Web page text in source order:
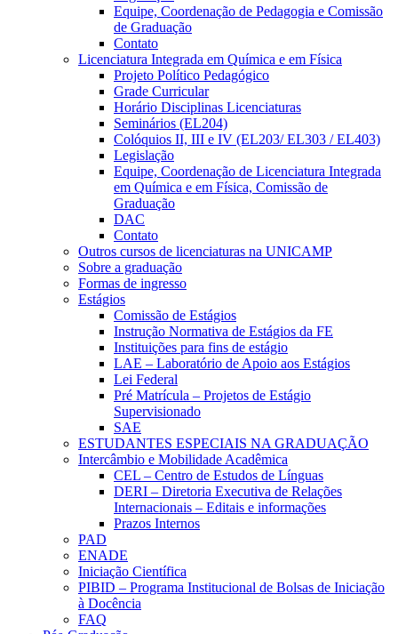
Equipe, Coordenação de Pedagogia e Comissão
de Graduação
Contato
Licenciatura Integrada em Química e em Física
Projeto Político Pedagógico
Grade Curricular
Horário Disciplinas Licenciaturas
Seminários (EL204)
Colóquios II, III e IV (EL203/ EL303 / EL403)
Legislação
Equipe, Coordenação de Licenciatura Integrada
em Química e em Física, Comissão de
Graduação
DAC
Contato
Outros cursos de licenciaturas na UNICAMP
Sobre a graduação
Formas de ingresso
Estágios
Comissão de Estágios
Instrução Normativa de Estágios da FE
Instituições para fins de estágio
LAE – Laboratório de Apoio aos Estágios
Lei Federal
Pré Matrícula – Projetos de Estágio
Supervisionado
SAE
ESTUDANTES ESPECIAIS NA GRADUAÇÃO
Intercâmbio e Mobilidade Acadêmica
CEL – Centro de Estudos de Línguas
DERI – Diretoria Executiva de Relações
Internacionais – Editais e informações
Prazos Internos
PAD
ENADE
Iniciação Científica
PIBID – Programa Institucional de Bolsas de Iniciação
à Docência
FAQ